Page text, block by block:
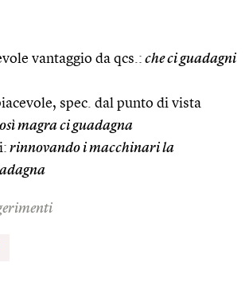
vantaggio da qcs.: che ci guadagni
spec. dal punto di vista
magra ci guadagna
rinnovando i macchinari la